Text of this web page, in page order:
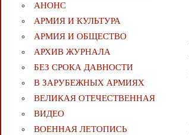
АНОНС
АРМИЯ И КУЛЬТУРА
АРМИЯ И ОБЩЕСТВО
АРХИВ ЖУРНАЛА
БЕЗ СРОКА ДАВНОСТИ
В ЗАРУБЕЖНЫХ АРМИЯХ
ВЕЛИКАЯ ОТЕЧЕСТВЕННАЯ
ВИДЕО
ВОЕННАЯ ЛЕТОПИСЬ